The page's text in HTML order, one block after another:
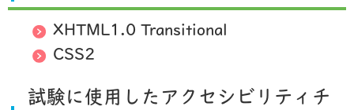
XHTML1.0 Transitional
CSS2
試験に使用したアクセシビリティチ